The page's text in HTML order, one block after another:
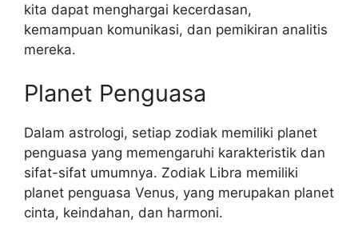
kita dapat menghargai kecerdasan,
kemampuan komunikasi, dan pemikiran analitis
mereka.
Planet Penguasa
Dalam astrologi, setiap zodiak memiliki planet
penguasa yang memengaruhi karakteristik dan
sifat-sifat umumnya. Zodiak Libra memiliki
planet penguasa Venus, yang merupakan planet
cinta, keindahan, dan harmoni.